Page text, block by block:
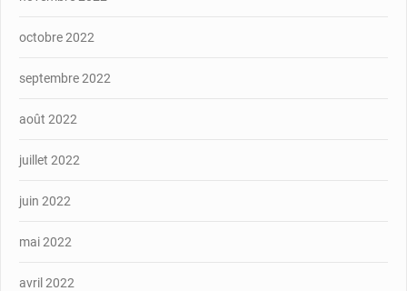
octobre 2022
septembre 2022
août 2022
juillet 2022
juin 2022
mai 2022
avril 2022